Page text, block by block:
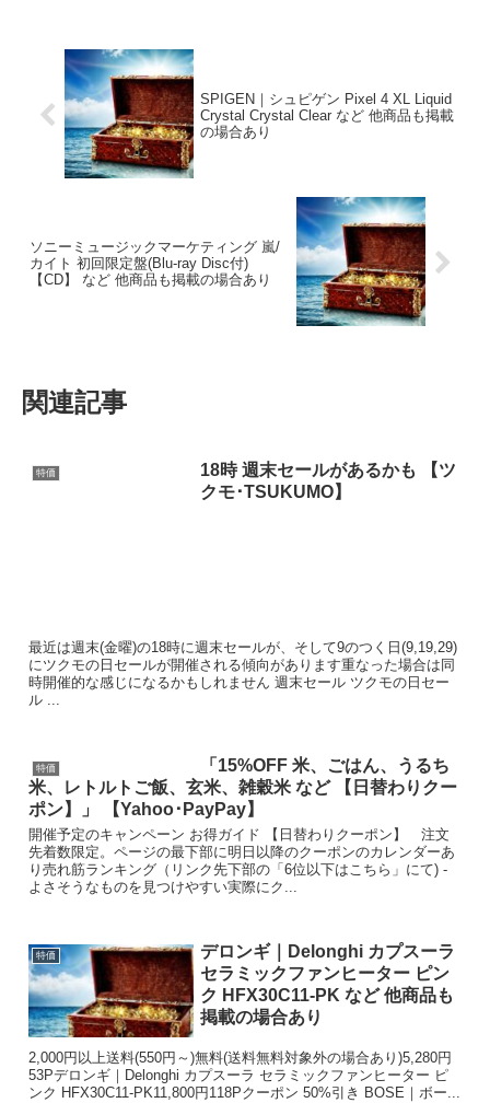
SPIGEN｜シュピゲン Pixel 4 XL Liquid
Crystal Crystal Clear など 他商品も掲載
の場合あり
ソニーミュージックマーケティング 嵐/
カイト 初回限定盤(Blu-ray Disc付)
【CD】 など 他商品も掲載の場合あり
関連記事
特価
18時 週末セールがあるかも 【ツ
クモ･TSUKUMO】
最近は週末(金曜)の18時に週末セールが、そして9のつく日(9,19,29)
にツクモの日セールが開催される傾向があります重なった場合は同
時開催的な感じになるかもしれません 週末セール ツクモの日セー
ル ...
特価
「15%OFF 米、ごはん、うるち
米、レトルトご飯、玄米、雑穀米 など 【日替わりクー
ポン】」 【Yahoo･PayPay】
開催予定のキャンペーン お得ガイド 【日替わりクーポン】 注文
先着数限定。ページの最下部に明日以降のクーポンのカレンダーあ
り売れ筋ランキング（リンク先下部の「6位以下はこちら」にて) -
よさそうなものを見つけやすい実際にク...
特価
デロンギ｜Delonghi カプスーラ
セラミックファンヒーター ピン
ク HFX30C11-PK など 他商品も
掲載の場合あり
2,000円以上送料(550円～)無料(送料無料対象外の場合あり)5,280円
53Pデロンギ｜Delonghi カプスーラ セラミックファンヒーター ピ
ンク HFX30C11-PK11,800円118Pクーポン 50%引き BOSE｜ボー...